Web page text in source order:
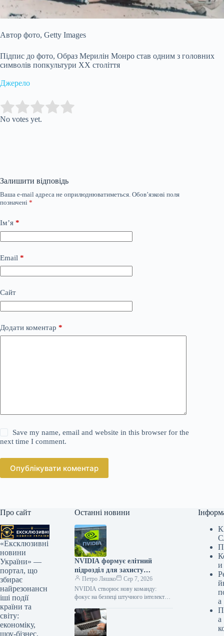
Автор фото, Getty Images
Підпис до фото, Образ Мерилін Монро став одним з головних
символів попкультури ХХ століття
Джерело
Rate this item:
No votes yet.
Залишити відповідь
Ваша e-mail адреса не оприлюднюватиметься. Обов’язкові поля
позначені *
Ім’я *
Email *
Сайт
Додати коментар *
Save my name, email and website in this browser for the
next time I comment.
Опублікувати коментар
Про сайт
«Ексклюзивні
новини
України» —
портал, що
збирає
найрезонансн
іші події
країни та
світу:
економіку,
шоу-бізнес,
Останні новини
NVIDIA формує елітний
підрозділ для захисту
передових ШІ-технологій
Петро Ляшко
Сер 7, 2026
NVIDIA створює нову команду:
фокус на безпеці штучного інтелекту
гігант NVIDIA активно розширює свій
штат, засновуючи…
и
а
а